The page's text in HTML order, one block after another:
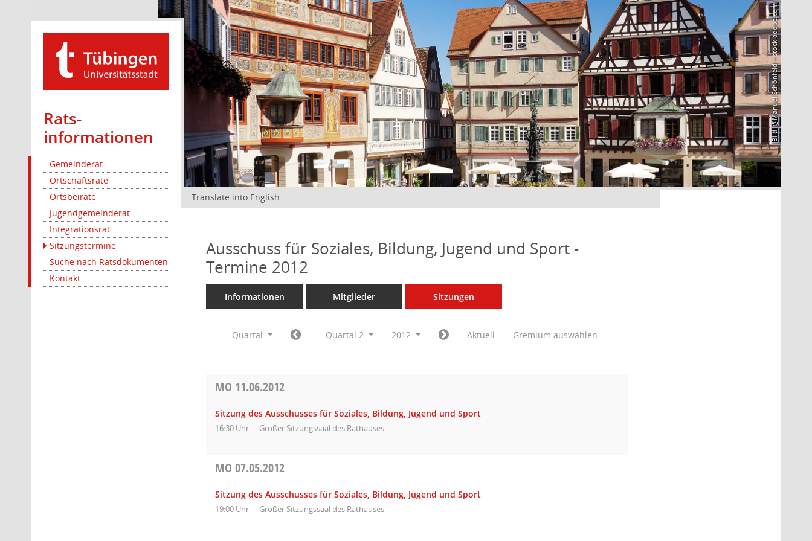
Rats­
informationen
Gemeinderat
Ortschaftsräte
Ortsbeiräte
Jugendgemeinderat
Integrationsrat
Sitzungstermine
Suche nach Ratsdokumenten
Kontakt
Bild: @Manuel Schönfeld – stock.adobe.com
Translate into English
Ausschuss für Soziales, Bildung, Jugend und Sport -
Termine 2012
Informationen Mitglieder Sitzungen
Quartal Quartal 2 2012 Aktuell Gremium auswählen
MO 11.06.2012
Sitzung des Ausschusses für Soziales, Bildung, Jugend und Sport
16:30 Uhr Großer Sitzungssaal des Rathauses
MO07.05.2012
Sitzung des Ausschusses für Soziales, Bildung, Jugend und Sport
19:00 Uhr Großer Sitzungssaal des Rathauses